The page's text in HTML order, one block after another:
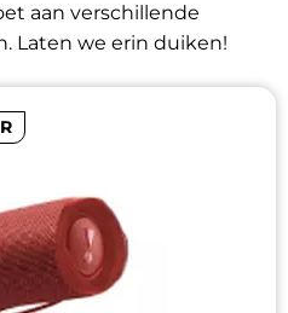
aan verschillende
Laten we erin duiken!